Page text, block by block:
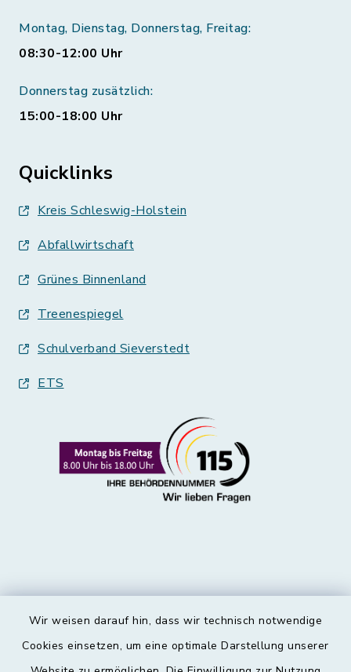
Wir weisen darauf hin, dass wir technisch notwendige
Cookies einsetzen, um eine optimale Darstellung unserer
Montag, Dienstag, Donnerstag, Freitag:
08:30-12:00 Uhr
Donnerstag zusätzlich:
15:00-18:00 Uhr
Quicklinks
Kreis Schleswig-Holstein
Abfallwirtschaft
Grünes Binnenland
Treenespiegel
Schulverband Sieverstedt
ETS
Kontakt